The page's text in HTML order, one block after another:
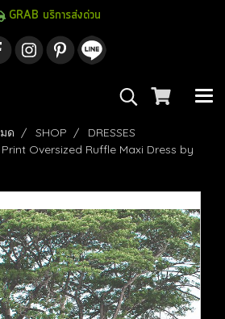
GRAB บริการส่งด่วน
ด SHOP
DRESSES
Oversized Ruffle Maxi Dress by